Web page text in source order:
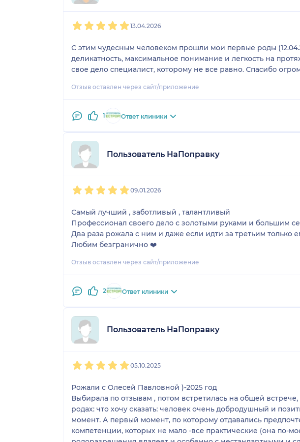
13.04.2026
С этим чудесным человеком прошли мои первые роды
деликатность, максимальное понимание и легкость на
свое дело специалист, которому не все равно. Спасибо
Отзыв оставлен через сайт/приложение
1 Ответ клиники
Пользователь НаПоправку
09.01.2026
Самый лучший , заботливый , талантливый
Профессионал своего дело с золотыми руками и большим
Два раза рожала с ним и даже если идти за третьим
Любим безгранично ❤️
Отзыв оставлен через сайт/приложение
2 Ответ клиники
Пользователь НаПоправку
05.10.2025
Рожали с Олесей Павловной )-2025 год
Выбирала по отзывам , потом встретилась на общей
родах: что хочу сказать: человек очень добродушный и
момент. А первый момент, по которому отдавались
компетенции, которых не мало -все практические (она по-